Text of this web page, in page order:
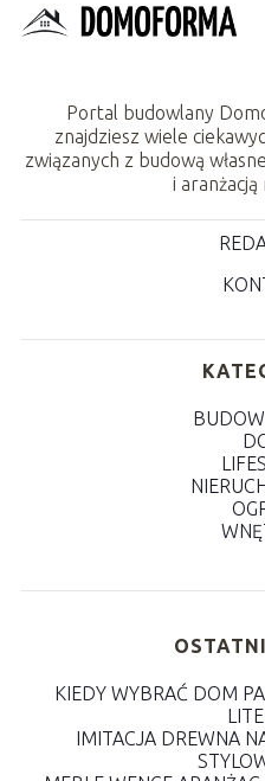
Portal budowlany
znajdziesz wiele
związanych z budową
i aranżacją
KIEDY WYBRAĆ DOM
IMITACJA DREWNA